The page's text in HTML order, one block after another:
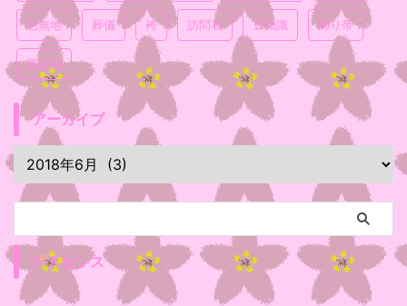
色無地 葬儀 袴 訪問着 豆知識 飾り帯
黒留袖
アーカイブ
アドセンス